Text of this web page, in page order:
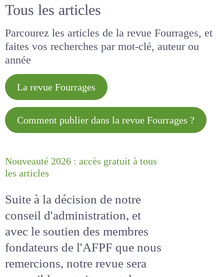
Tous les articles
Parcourez les articles de la revue Fourrages, et
faites vos recherches par mot-clé, auteur ou
année
La revue Fourrages
Comment publier dans la revue
Nouveauté 2026 : accès gratuit à
Suite à la décision de notre
conseil d'administration, et
avec le soutien des membres
fondateurs de l'AFPF que nous